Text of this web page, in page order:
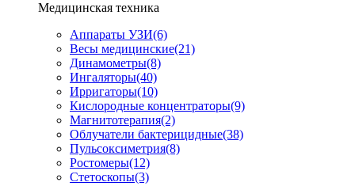
Медицинская техника
Аппараты УЗИ(6)
Весы медицинские(21)
Динамометры(8)
Ингаляторы(40)
Ирригаторы(10)
Кислородные концентраторы(9)
Магнитотерапия(2)
Облучатели бактерицидные(38)
Пульсоксиметрия(8)
Ростомеры(12)
Стетоскопы(3)